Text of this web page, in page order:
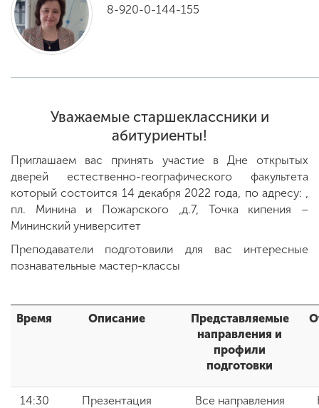
Приемная
комиссия
8-920-0-144-155
Уважаемые старшеклассники и
абитуриенты!
Приглашаем вас принять участие в Дне открытых
дверей естественно-географического факультета
который состоится 14 декабря 2022 года, по адресу: ,
пл. Минина и Пожарского ,д.7, Точка кипения –
Мининский университет
Преподаватели подготовили для вас интересные
познавательные мастер-классы
Время Описание
Представляемые
направления и
профили
подготовки
14:30
Презентация
Все направления